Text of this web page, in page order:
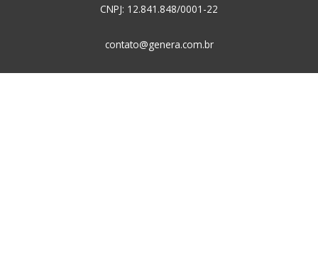
CNPJ: 12.841.848/0001-22
contato@genera.com.br